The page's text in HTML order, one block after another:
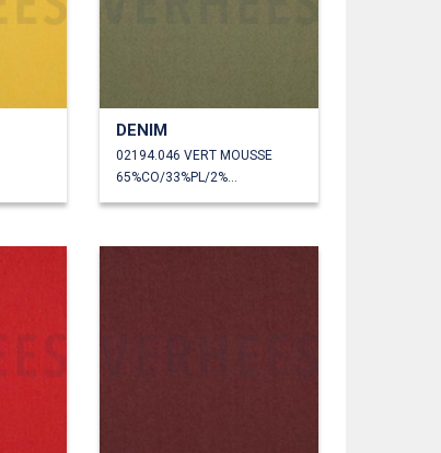
DENIM
02194.046 VERT MOUSSE